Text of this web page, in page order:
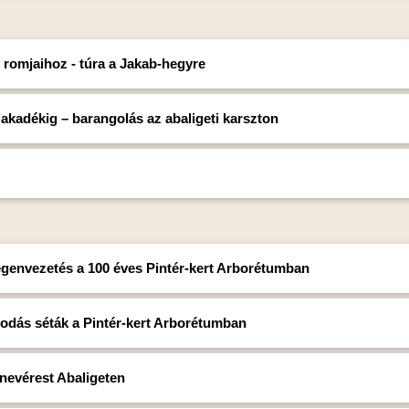
- túra a Jakab-hegyre
– barangolás az abaligeti karszton
a 100 éves Pintér-kert Arborétumban
séták a Pintér-kert Arborétumban
Abaligeten